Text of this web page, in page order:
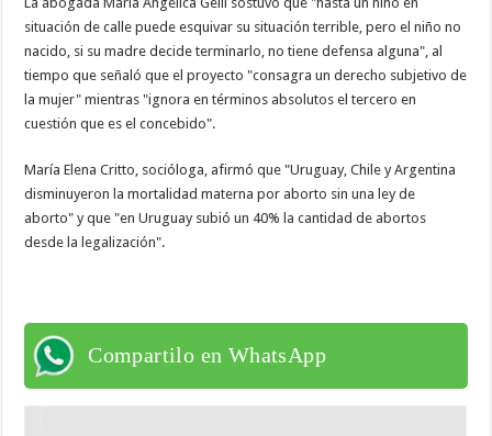
situación de calle puede esquivar su situación terrible, pero el niño no
nacido, si su madre decide terminarlo, no tiene defensa alguna", al
tiempo que señaló que el proyecto "consagra un derecho subjetivo de
la mujer" mientras "ignora en términos absolutos el tercero en
cuestión que es el concebido".
María Elena Critto, socióloga, afirmó que "Uruguay, Chile y Argentina
disminuyeron la mortalidad materna por aborto sin una ley de
aborto" y que "en Uruguay subió un 40% la cantidad de abortos
desde la legalización".
Compartilo en WhatsApp